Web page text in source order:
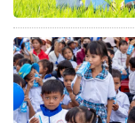
KHOA HỌC QUẢN LÝ
TÀI CHÍNH
CÔNG NGHỆ